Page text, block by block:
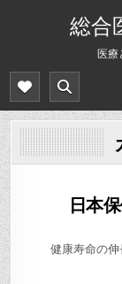
総合
医療
日本
健康寿命の